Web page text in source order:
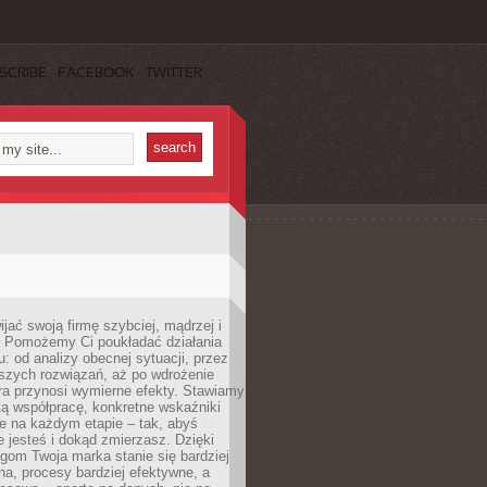
FACEBOOK TWITTER
swoją firmę szybciej, mądrzej i
Ci poukładać działania
od analizy obecnej sytuacji, przez
rozwiązań, aż po wdrożenie
przynosi wymierne efekty. Stawiamy
współpracę, konkretne wskaźniki
na każdym etapie – tak, abyś
jesteś i dokąd zmierzasz. Dzięki
Twoja marka stanie się bardziej
procesy bardziej efektywne, a